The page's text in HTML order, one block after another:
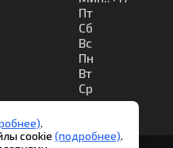
Пт
Сб
Вс
Пн
Вт
Ср
.
cookie (подробнее).